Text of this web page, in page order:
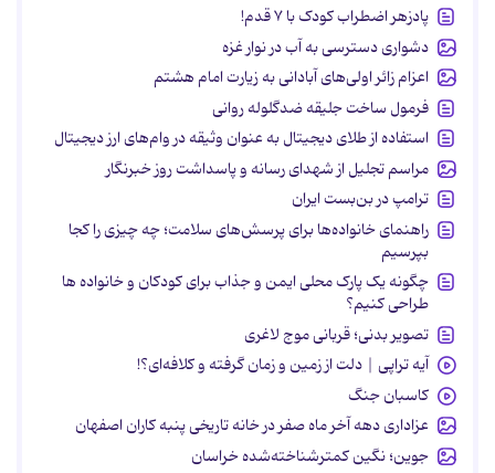
پادزهر اضطراب کودک با ۷ قدم!
دشواری دسترسی به آب در نوار غزه
اعزام زائر اولی‌های آبادانی به زیارت امام هشتم
فرمول ساخت جلیقه ضدگلوله روانی
استفاده از طلای دیجیتال به عنوان وثیقه در وام‌های ارز دیجیتال
مراسم تجلیل از شهدای رسانه و پاسداشت روز خبرنگار
ترامپ در بن‌بست ایران
راهنمای خانواده‌ها برای پرسش‌های سلامت؛ چه چیزی را کجا
بپرسیم
چگونه یک پارک محلی ایمن و جذاب برای کودکان و خانواده ها
طراحی کنیم؟
تصویر بدنی؛ قربانی موج لاغری
آیه تراپی | دلت از زمین و زمان گرفته و کلافه‌ای؟!
کاسبان جنگ
عزاداری دهه آخر ماه صفر در خانه تاریخی پنبه کاران اصفهان
جوین؛ نگین کمترشناخته‌شده خراسان